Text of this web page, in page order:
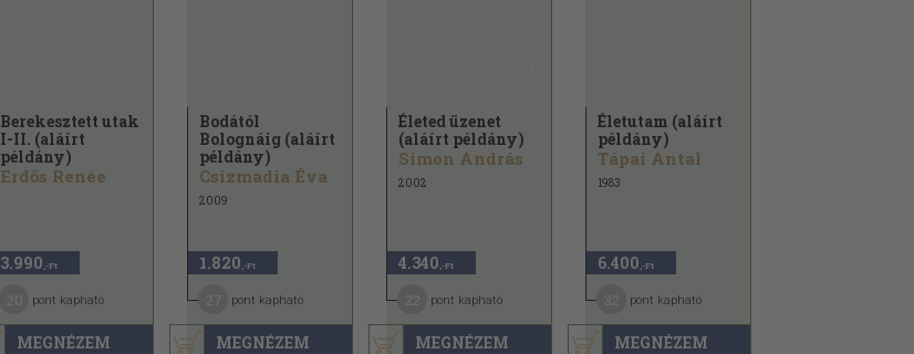
MEGNÉZEM
Berekesztett utak
I-II. (aláírt
példány)
Erdős Renée
3.990 ,-Ft
pont kapható
MEGNÉZEM
Bodától
Bolognáig (aláírt
példány)
Csizmadia Éva
2009
1.820 ,-Ft
pont kapható
MEGNÉZEM
Életed üzenet
(aláírt példány)
Simon András
2002
4.340 ,-Ft
pont kapható
MEGNÉZEM
Életutam (aláírt
példány)
Tápai Antal
1983
6.400 ,-Ft
pont kapható